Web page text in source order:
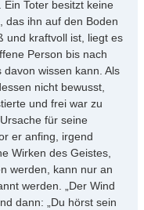
Toter besitzt keine
das ihn auf den Boden
und kraftvoll ist, liegt es
Person bis nach
wissen kann. Als
nicht bewusst,
und frei war zu
für seine
er anfing, irgend
Wirken des Geistes,
werden, kann nur an
werden. „Der Wind
dann: „Du hörst sein